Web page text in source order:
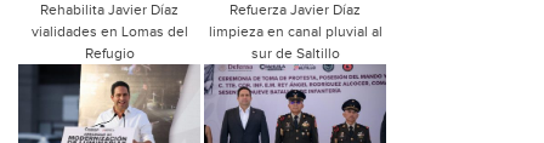
Rehabilita Javier Díaz
vialidades en Lomas del
Refugio
Refuerza Javier Díaz
limpieza en canal pluvial al
sur de Saltillo